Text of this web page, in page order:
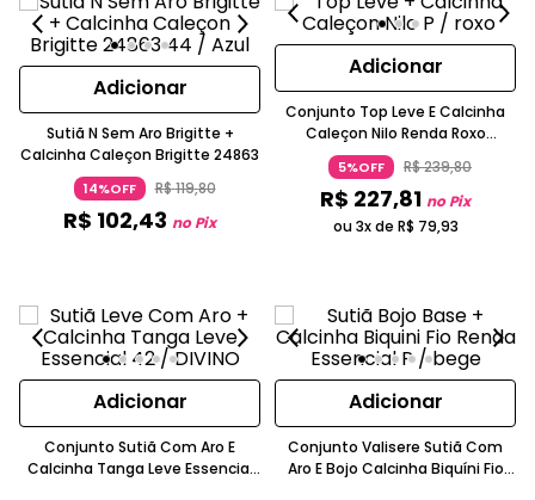
Adicionar
Sutiã N Sem Aro Brigitte +
Calcinha Caleçon Brigitte 24863
14%OFF R$119,80
R$ 102,43 no Pix
Adicionar
Conjunto Top Leve E Calcinha
Caleçon Nilo Renda Roxo
Valisere
5%OFF R$239,80
R$ 227,81 no Pix
ou 3x de R$ 79,93
Adicionar
Conjunto Sutiã Com Aro E
Calcinha Tanga Leve Essencial
Adicionar
Conjunto Valisere Sutiã Com
Aro E Bojo Calcinha Biquíni Fio